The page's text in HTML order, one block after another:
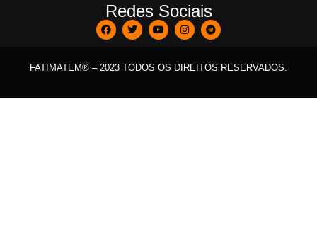
Redes Sociais
FATIMATEM® – 2023 TODOS OS DIREITOS RESERVADOS.